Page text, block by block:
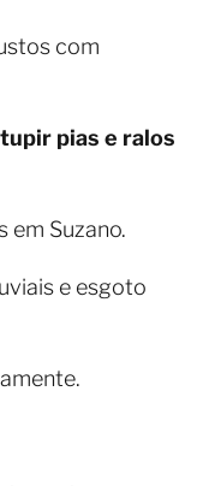
com
pias e ralos
em Suzano.
e esgoto